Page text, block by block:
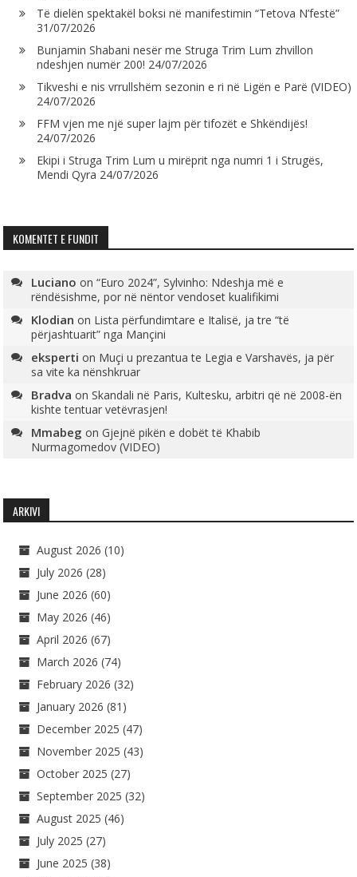
Të dielën spektakël boksi në manifestimin “Tetova N’festë”
31/07/2026
Bunjamin Shabani nesër me Struga Trim Lum zhvillon
ndeshjen numër 200! 24/07/2026
Tikveshi e nis vrrullshëm sezonin e ri në Ligën e Parë (VIDEO)
24/07/2026
FFM vjen me një super lajm për tifozët e Shkëndijës!
24/07/2026
Ekipi i Struga Trim Lum u mirëprit nga numri 1 i Strugës,
Mendi Qyra 24/07/2026
KOMENTET E FUNDIT
Luciano on“Euro 2024”, Sylvinho: Ndeshja më e
rëndësishme, por në nëntor vendoset kualifikimi
Klodian on Lista përfundimtare e Italisë, ja tre “të
përjashtuarit” nga Mançini
eksperti on Muçi u prezantua te Legia e Varshavës, ja për
sa vite ka nënshkruar
Bradva onSkandali në Paris, Kultesku, arbitri që në 2008-ën
kishte tentuar vetëvrasjen!
Mmabeg onGjejnë pikën e dobët të Khabib
Nurmagomedov (VIDEO)
ARKIVI
August 2026 (10)
July 2026 (28)
June 2026 (60)
May 2026 (46)
April 2026 (67)
March 2026 (74)
February 2026 (32)
January 2026 (81)
December 2025 (47)
November 2025 (43)
October 2025 (27)
September 2025 (32)
August 2025 (46)
July 2025 (27)
June 2025 (38)